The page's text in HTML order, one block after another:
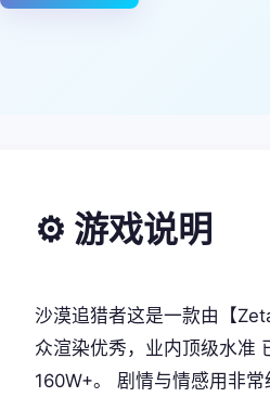
⚙️ 游戏说明
沙漠追猎者这是一款由【
众渲染优秀，业内顶级水准
160W+。 剧情与情感用非